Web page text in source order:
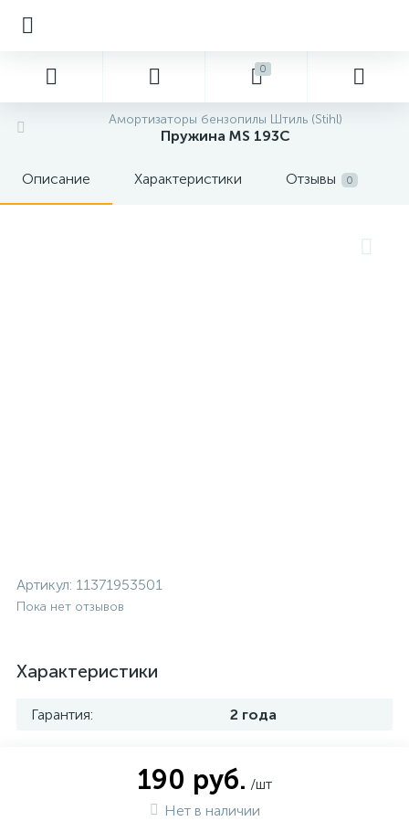
0
Амортизаторы бензопилы Штиль (Stihl)
Пружина MS 193C
Описание Характеристики Отзывы 0
Артикул: 11371953501
Пока нет отзывов
Характеристики
Гарантия: 2 года
190 руб. /шт
Нет в наличии